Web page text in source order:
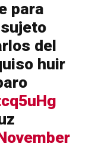
para
del
huir